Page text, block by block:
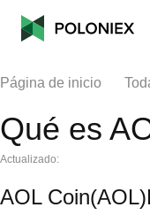
Página de inicio
Qué es
Actualizado:
AOL